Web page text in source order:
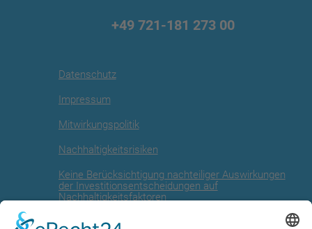
+49 721-181 273 00
Datenschutz
Impressum
Mitwirkungspolitik
Nachhaltigkeitsrisiken
Keine Berücksichtigung nachteiliger Auswirkungen
der Investitionsentscheidungen auf
Nachhaltigkeitsfaktoren
Angaben zur EU Taxonomie